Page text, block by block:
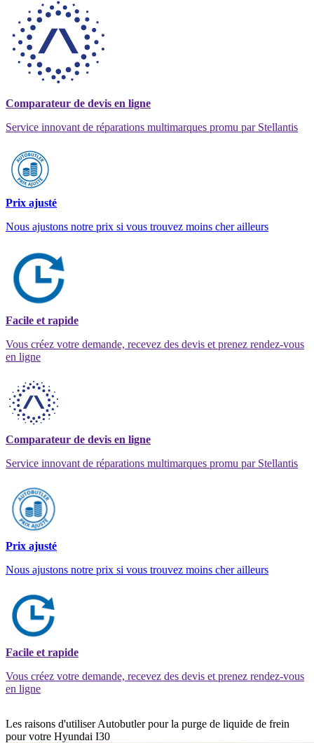
Comparateur de devis en ligne
Service innovant de réparations multimarques promu par Stellantis
Prix ajusté
Nous ajustons notre prix si vous trouvez moins cher ailleurs
Facile et rapide
Vous créez votre demande, recevez des devis et prenez rendez-vous
en ligne
Comparateur de devis en ligne
Service innovant de réparations multimarques promu par Stellantis
Prix ajusté
Nous ajustons notre prix si vous trouvez moins cher ailleurs
Facile et rapide
Vous créez votre demande, recevez des devis et prenez rendez-vous
en ligne
Les raisons d'utiliser Autobutler pour la purge de liquide de frein
pour votre Hyundai I30